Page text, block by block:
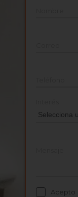
Acepto